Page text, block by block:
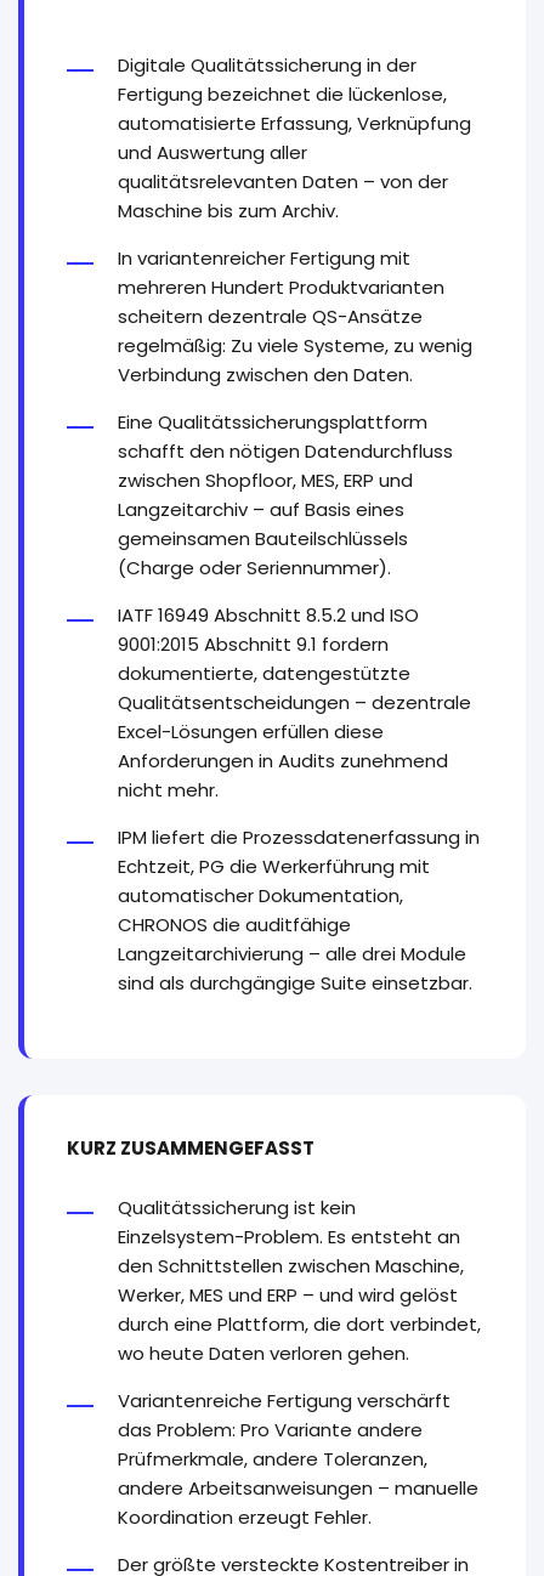
Digitale Qualitätssicherung in der
Fertigung bezeichnet die lückenlose,
automatisierte Erfassung, Verknüpfung
und Auswertung aller
qualitätsrelevanten Daten – von der
Maschine bis zum Archiv.
In variantenreicher Fertigung mit
mehreren Hundert Produktvarianten
scheitern dezentrale QS-Ansätze
regelmäßig: Zu viele Systeme, zu wenig
Verbindung zwischen den Daten.
Eine Qualitätssicherungsplattform
schafft den nötigen Datendurchfluss
zwischen Shopfloor, MES, ERP und
Langzeitarchiv – auf Basis eines
gemeinsamen Bauteilschlüssels
(Charge oder Seriennummer).
IATF 16949 Abschnitt 8.5.2 und ISO
9001:2015 Abschnitt 9.1 fordern
dokumentierte, datengestützte
Qualitätsentscheidungen – dezentrale
Excel-Lösungen erfüllen diese
Anforderungen in Audits zunehmend
nicht mehr.
IPM liefert die Prozessdatenerfassung in
Echtzeit, PG die Werkerführung mit
automatischer Dokumentation,
CHRONOS die auditfähige
Langzeitarchivierung – alle drei Module
sind als durchgängige Suite einsetzbar.
KURZ ZUSAMMENGEFASST
Qualitätssicherung ist kein
Einzelsystem-Problem. Es entsteht an
den Schnittstellen zwischen Maschine,
Werker, MES und ERP – und wird gelöst
durch eine Plattform, die dort verbindet,
wo heute Daten verloren gehen.
Variantenreiche Fertigung verschärft
das Problem: Pro Variante andere
Prüfmerkmale, andere Toleranzen,
andere Arbeitsanweisungen – manuelle
Koordination erzeugt Fehler.
Der größte versteckte Kostentreiber in